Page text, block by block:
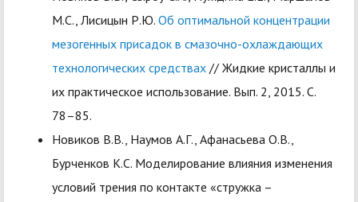
М.С., Лисицын Р.Ю. Об оптимальной концентрации
мезогенных присадок в смазочно-охлаждающих
технологических средствах // Жидкие кристаллы и
их практическое использование. Вып. 2, 2015. С.
78–85.
Новиков В.В., Наумов А.Г., Афанасьева О.В.,
Бурченков К.С. Моделирование влияния изменения
условий трения по контакте «стружка –